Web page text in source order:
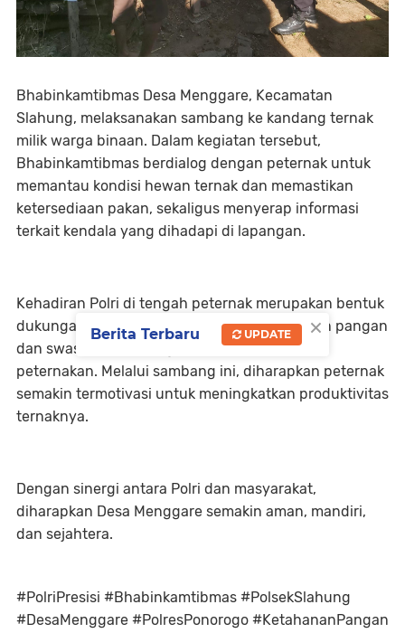
Bhabinkamtibmas Desa Menggare, Kecamatan
Slahung, melaksanakan sambang ke kandang ternak
milik warga binaan. Dalam kegiatan tersebut,
Bhabinkamtibmas berdialog dengan peternak untuk
memantau kondisi hewan ternak dan memastikan
ketersediaan pakan, sekaligus menyerap informasi
terkait kendala yang dihadapi di lapangan.
Kehadiran Polri di tengah peternak merupakan bentuk
dukungan nyata terhadap program ketahanan pangan
dan swasembada pangan nasional di sektor
peternakan. Melalui sambang ini, diharapkan peternak
semakin termotivasi untuk meningkatkan produktivitas
ternaknya.
Dengan sinergi antara Polri dan masyarakat,
diharapkan Desa Menggare semakin aman, mandiri,
dan sejahtera.
#PolriPresisi #Bhabinkamtibmas #PolsekSlahung
#DesaMenggare #PolresPonorogo #KetahananPangan
×
Berita Terbaru UPDATE